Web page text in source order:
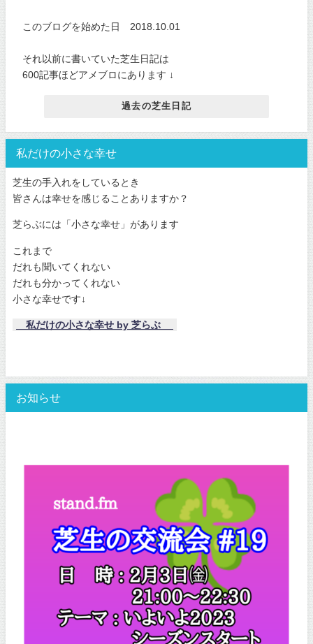
このブログを始めた日 2018.10.01
それ以前に書いていた芝生日記は
600記事ほどアメブロにあります ↓
過去の芝生日記
私だけの小さな幸せ
芝生の手入れをしているとき
皆さんは幸せを感じることありますか？
芝らぶには「小さな幸せ」があります
これまで
だれも聞いてくれない
だれも分かってくれない
小さな幸せです↓
私だけの小さな幸せ by 芝らぶ
お知らせ